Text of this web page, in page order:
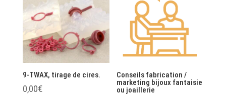
9-TWAX, tirage de cires.
0,00€
Conseils fabrication /
marketing bijoux fantaisie
ou joaillerie